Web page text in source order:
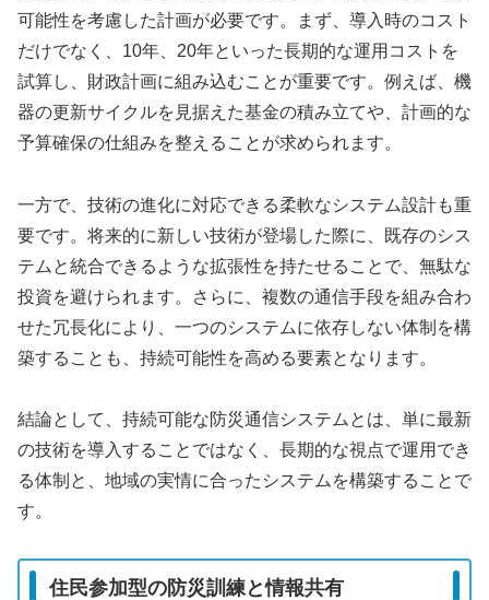
可能性を考慮した計画が必要です。まず、導入時のコスト
だけでなく、10年、20年といった長期的な運用コストを
試算し、財政計画に組み込むことが重要です。例えば、機
器の更新サイクルを見据えた基金の積み立てや、計画的な
予算確保の仕組みを整えることが求められます。
一方で、技術の進化に対応できる柔軟なシステム設計も重
要です。将来的に新しい技術が登場した際に、既存のシス
テムと統合できるような拡張性を持たせることで、無駄な
投資を避けられます。さらに、複数の通信手段を組み合わ
せた冗長化により、一つのシステムに依存しない体制を構
築することも、持続可能性を高める要素となります。
結論として、持続可能な防災通信システムとは、単に最新
の技術を導入することではなく、長期的な視点で運用でき
る体制と、地域の実情に合ったシステムを構築することで
す。
住民参加型の防災訓練と情報共有